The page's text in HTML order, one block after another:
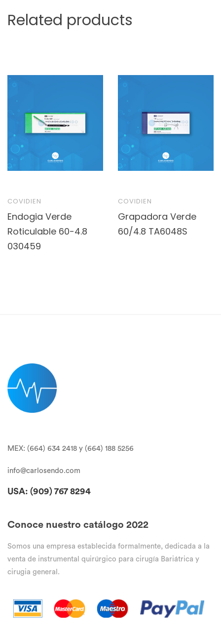
Related products
COVIDIEN
Endogia Verde
Roticulable 60-4.8
030459
COVIDIEN
Grapadora Verde
60/4.8 TA6048S
MEX: (664) 634 2418 y (664) 188 5256
info@carlosendo.com
USA: (909) 767 8294
Conoce nuestro catálogo 2022
Somos una empresa establecida formalmente, dedicada a la
venta de instrumental quirúrgico para cirugía Bariátrica y
cirugia general.